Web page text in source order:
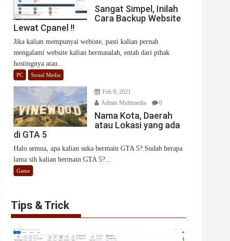
Sangat Simpel, Inilah
Cara Backup Website
Lewat Cpanel !!
Jika kalian mempunyai webiste, pasti kalian pernah
mengalami website kalian bermasalah, entah dari pihak
hostingnya atau...
PC Sosial Media
Feb 9, 2021
Admin Multimedia
0
Nama Kota, Daerah
atau Lokasi yang ada
di GTA 5
Halo semua, apa kalian suka bermain GTA 5? Sudah berapa
lama sih kalian bermain GTA 5?...
Game
Tips & Trick